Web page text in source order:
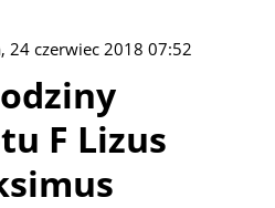
24 czerwiec 2018 07:52
F Lizus